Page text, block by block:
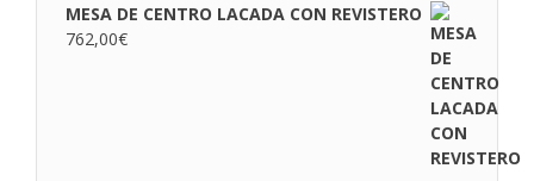
MESA DE CENTRO LACADA CON REVISTERO
762,00€